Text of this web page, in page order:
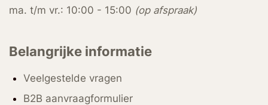
ma. t/m vr.: 10:00 - 15:00 (op afspraak)
Belangrijke informatie
Veelgestelde vragen
B2B aanvraagformulier